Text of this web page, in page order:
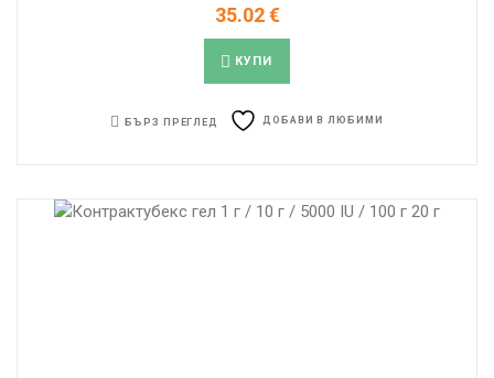
35.02€
КУПИ
БЪРЗ ПРЕГЛЕД ДОБАВИ В ЛЮБИМИ